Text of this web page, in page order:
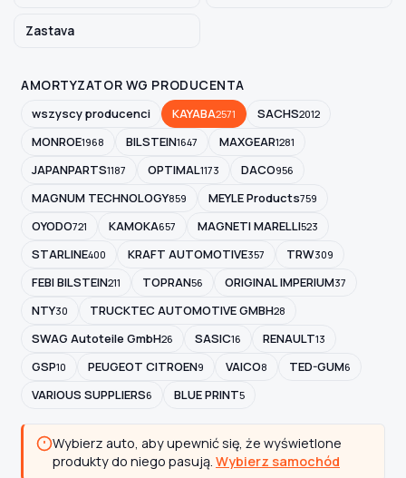
Zastava
AMORTYZATOR WG PRODUCENTA
wszyscy producenci KAYABA2571 SACHS2012
MONROE1968 BILSTEIN1647 MAXGEAR1281
JAPANPARTS1187 OPTIMAL1173 DACO956
MAGNUM TECHNOLOGY859 MEYLE Products759
OYODO721 KAMOKA657 MAGNETI MARELLI523
STARLINE400 KRAFT AUTOMOTIVE357 TRW309
FEBI BILSTEIN211 TOPRAN56 ORIGINAL IMPERIUM37
NTY30 TRUCKTEC AUTOMOTIVE GMBH28
SWAG Autoteile GmbH26 SASIC16 RENAULT13
GSP10 PEUGEOT CITROEN9 VAICO8 TED-GUM6
VARIOUS SUPPLIERS6 BLUE PRINT5
Wybierz auto, aby upewnić się, że wyświetlone
produkty do niego pasują. Wybierz samochód